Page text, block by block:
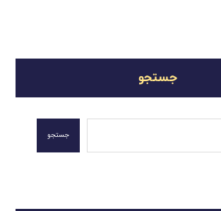
جستجو
جستجو